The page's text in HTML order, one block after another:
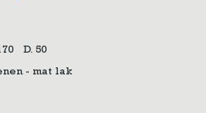
D. 50
- mat lak